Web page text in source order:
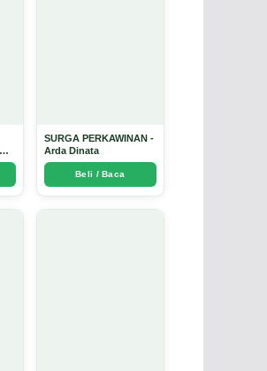
SURGA PERKAWINAN -
Arda Dinata
Beli / Baca